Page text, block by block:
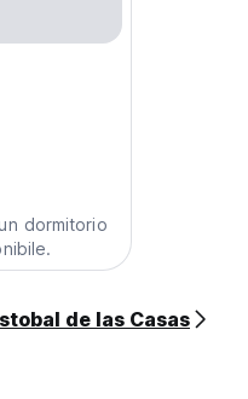
dormitorio
de las Casas